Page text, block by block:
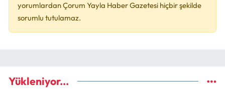
yorumlardan Çorum Yayla Haber Gazetesi hiçbir şekilde
sorumlu tutulamaz.
Yükleniyor...